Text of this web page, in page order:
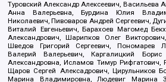
Туровский Александр Алексеевич, Васильева
Анна Валерьевна, Бурдина Юлия
Николаевич, Пивоваров Андрей Сергеевич,
Виталий Евгеньевич, Барахоев Магомед
Александрович, Шарипков Олег
Шведов Григорий Сергеевич, Пономарев
Валерий Валерьевич, Каргалицкий
Александровна, Исламов Тимур Рифгатович,
Щаров Сергей Алексадрович, Цирульников
Марина Владимировна, Людевиг Марина